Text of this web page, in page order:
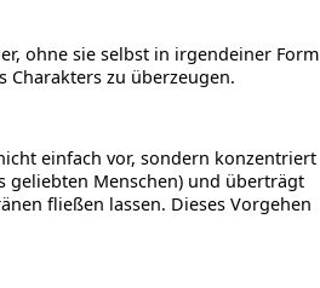
ohne sie selbst in irgendeiner Form
Charakters zu überzeugen.
einfach vor, sondern konzentriert
geliebten Menschen) und überträgt
fließen lassen. Dieses Vorgehen